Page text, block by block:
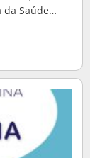
da Saúde…